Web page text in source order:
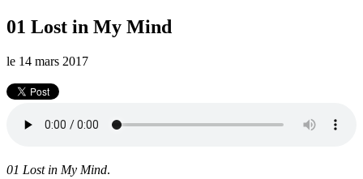
01 Lost in My Mind
le 14 mars 2017
01 Lost in My Mind.